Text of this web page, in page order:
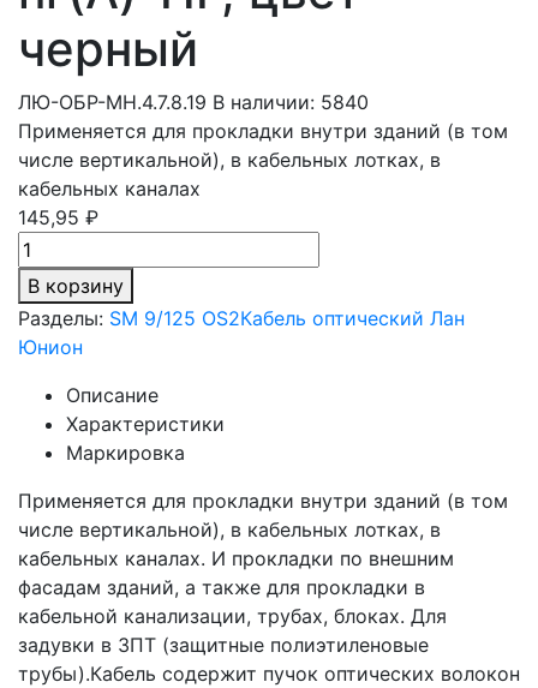
черный
ЛЮ-ОБР-МН.4.7.8.19 В наличии: 5840
Применяется для прокладки внутри зданий (в том
числе вертикальной), в кабельных лотках, в
кабельных каналах
145,95 ₽
В корзину
Разделы: SM 9/125 OS2Кабель оптический Лан
Юнион
Описание
Характеристики
Маркировка
Применяется для прокладки внутри зданий (в том
числе вертикальной), в кабельных лотках, в
кабельных каналах. И прокладки по внешним
фасадам зданий, а также для прокладки в
кабельной канализации, трубах, блоках. Для
задувки в ЗПТ (защитные полиэтиленовые
трубы).Кабель содержит пучок оптических волокон